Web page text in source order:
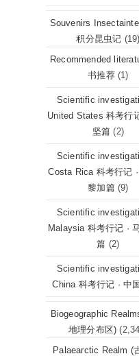
Souvenirs
积分昆虫记 (19)
Recommended
书推荐 (1)
Scientific
United States 科考行
坚篇 (2)
Scientific
Costa Rica 科考行记
黎加篇 (9)
Scientific
Malaysia 科考行记 ·
篇 (2)
Scientific
China 科考行记 · 中
Biogeographic
地理分布区)
Palaearctic Realm (